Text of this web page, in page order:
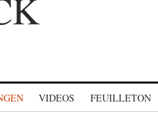
VIDEOS FEUILLETON